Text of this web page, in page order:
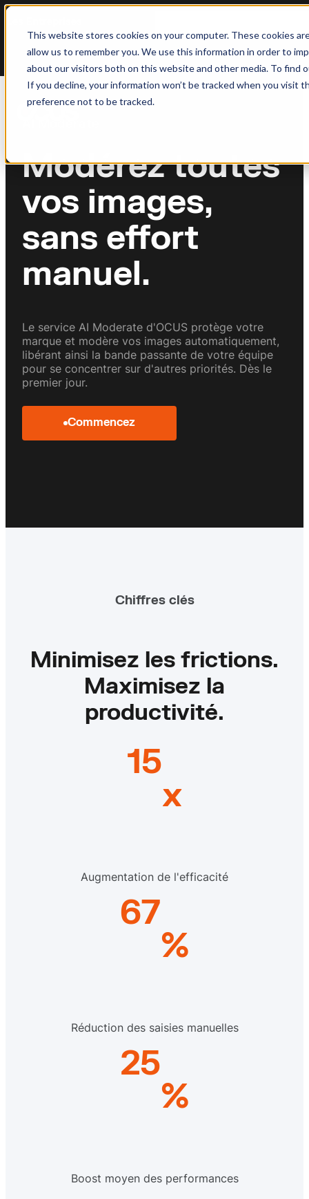
This website stores cookies on your computer. These cookies
allow us to remember you. We use this information in order to
about our visitors both on this website and other media. To find
If you decline, your information won’t be tracked when you visit
preference not to be tracked.
Produits
Photographie Professionnelle
AI Moderate
permanente
AI Enhance
Performance d'image mesurée
Solutions
Couverture
Protection de la Marque &
Police
Faites respecter vos
de contenu
Industries
Alimentation
Immobilier
Visuels qui
À propos de
Modérez toutes
vos images,
sans effort
manuel.
Le service AI Moderate d'OCUS protège votre
marque et modère vos images automatiquement,
libérant ainsi la bande passante de votre équipe
pour se concentrer sur d'autres priorités. Dès le
premier jour.
Commencez
Chiffres clés
Minimisez les frictions.
Maximisez la
productivité.
15
x
Augmentation de l'efficacité
67
%
Réduction des saisies manuelles
25
%
Boost moyen des performances